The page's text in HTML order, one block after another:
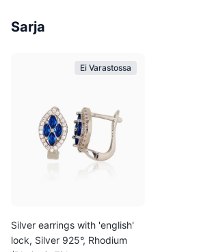
Sarja
Ei Varastossa
Silver earrings with 'english'
lock, Silver 925°, Rhodium